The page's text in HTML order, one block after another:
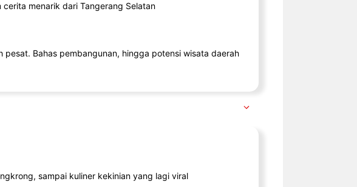
menarik dari Tangerang Selatan
Bahas pembangunan, hingga potensi wisata daerah
sampai kuliner kekinian yang lagi viral